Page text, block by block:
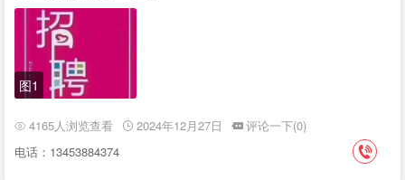
图1
4165人浏览查看 2024年12月27日
评论一下(0)
电话：13453884374